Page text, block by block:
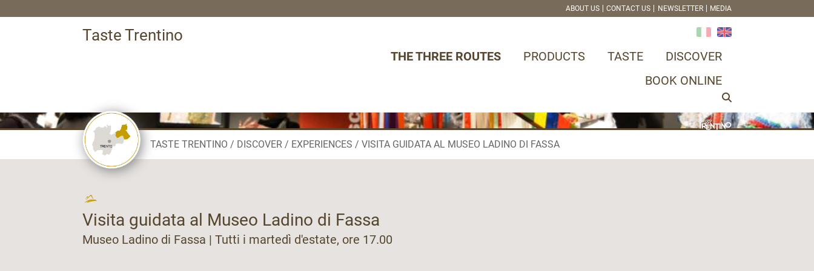
ABOUT US CONTACT US NEWSLETTER MEDIA
Taste Trentino
THE THREE ROUTES PRODUCTS TASTE
DISCOVER
BOOK ONLINE
TASTE TRENTINO DISCOVER EXPERIENCES VISITA GUIDATA AL MUSEO LADINO DI FASSA
Visita guidata al Museo Ladino di Fassa
Museo Ladino di Fassa | Tutti i martedì d'estate, ore 17.00